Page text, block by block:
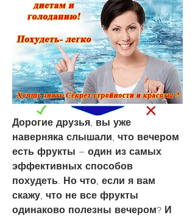
Дорогие друзья, вы уже
наверняка слышали, что вечером
есть фрукты – один из самых
эффективных способов
похудеть. Но что, если я вам
скажу, что не все фрукты
одинаково полезны вечером? И